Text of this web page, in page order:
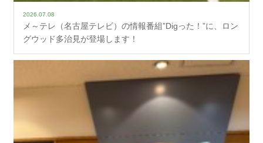
2026.07.08
メ～テレ（名古屋テレビ）の情報番組”Digった！”に、ロン
グウッド多治見が登場します！